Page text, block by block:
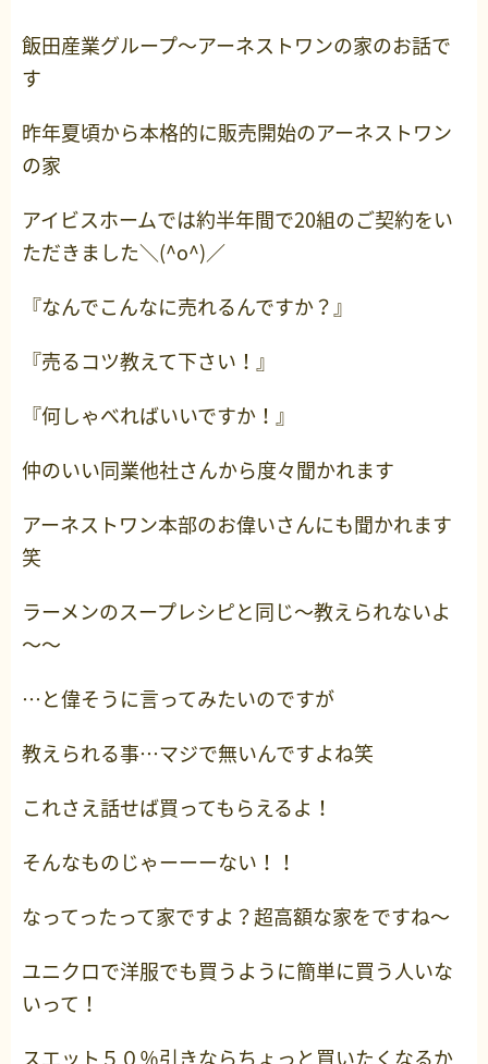
飯田産業グループ～アーネストワンの家のお話で
す
昨年夏頃から本格的に販売開始のアーネストワン
の家
アイビスホームでは約半年間で20組のご契約をい
ただきました＼(^o^)／
『なんでこんなに売れるんですか？』
『売るコツ教えて下さい！』
『何しゃべればいいですか！』
仲のいい同業他社さんから度々聞かれます
アーネストワン本部のお偉いさんにも聞かれます
笑
ラーメンのスープレシピと同じ～教えられないよ
～～
…と偉そうに言ってみたいのですが
教えられる事…マジで無いんですよね笑
これさえ話せば買ってもらえるよ！
そんなものじゃーーーない！！
なってったって家ですよ？超高額な家をですね～
ユニクロで洋服でも買うように簡単に買う人いな
いって！